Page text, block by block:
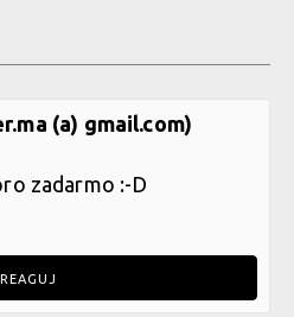
(a) gmail.com)
zadarmo :-D
REAGUJ